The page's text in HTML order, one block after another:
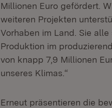
Millionen Euro gefördert.
weiteren Projekten
Vorhaben im Land. Sie
Produktion im
von knapp 7,9 Millionen
unseres Klimas.“
Erneut präsentieren die